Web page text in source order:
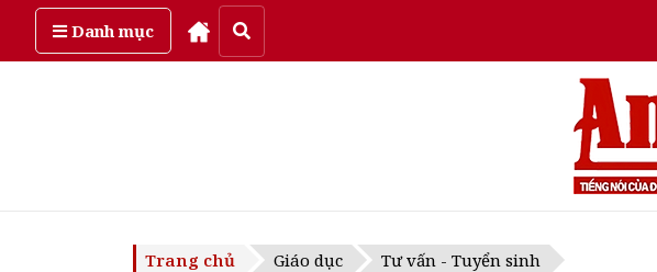
Danh mụcThứ sáu, ngày 7/08/2026
Trang chủ Giáo dục Tư vấn - Tuyển sinh